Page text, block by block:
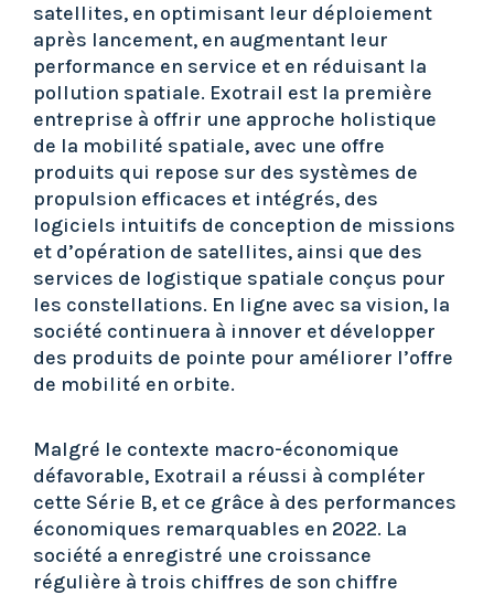
satellites, en optimisant leur déploiement
après lancement, en augmentant leur
performance en service et en réduisant la
pollution spatiale. Exotrail est la première
entreprise à offrir une approche holistique
de la mobilité spatiale, avec une offre
produits qui repose sur des systèmes de
propulsion efficaces et intégrés, des
logiciels intuitifs de conception de missions
et d’opération de satellites, ainsi que des
services de logistique spatiale conçus pour
les constellations. En ligne avec sa vision, la
société continuera à innover et développer
des produits de pointe pour améliorer l’offre
de mobilité en orbite.
Malgré le contexte macro-économique
défavorable, Exotrail a réussi à compléter
cette Série B, et ce grâce à des performances
économiques remarquables en 2022. La
société a enregistré une croissance
régulière à trois chiffres de son chiffre